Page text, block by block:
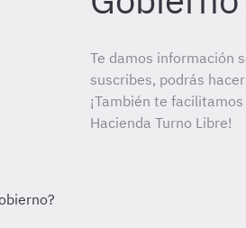
Te damos información
suscribes, podrás
¡También te
Hacienda Turno Libre!